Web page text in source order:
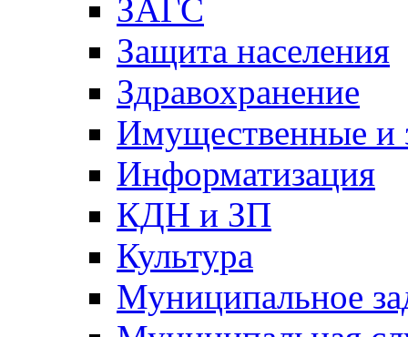
ЗАГС
Защита населения
Здравохранение
Имущественные и
Информатизация
КДН и ЗП
Культура
Муниципальное